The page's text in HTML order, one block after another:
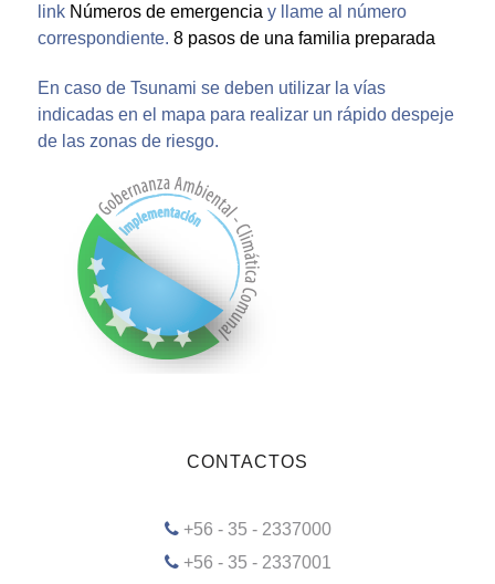
link Números de emergencia y llame al número
correspondiente. 8 pasos de una familia preparada
En caso de Tsunami se deben utilizar la vías
indicadas en el mapa para realizar un rápido despeje
de las zonas de riesgo.
CONTACTOS
+56 - 35 - 2337000
+56 - 35 - 2337001